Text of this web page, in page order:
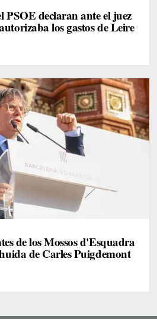
PSOE declaran ante el juez
los gastos de Leire
de los Mossos d'Esquadra
de Carles Puigdemont